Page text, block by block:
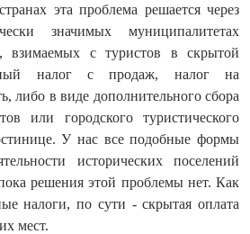
эта проблема решается через
значимых муниципалитетах
взимаемых с туристов в скрытой
налог с продаж, налог на
либо в виде дополнительного сбора
или городского туристического
У нас все подобные формы
исторических поселений
решения этой проблемы нет. Как
налоги, по сути - скрытая оплата
мест.